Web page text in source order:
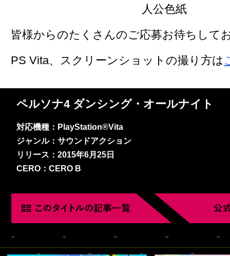
人公色紙
皆様からのたくさんのご応募お待ちして
PS Vita、スクリーンショットの撮り方は
ペルソナ4 ダンシング・オールナイト
対応機種：PlayStation®Vita
ジャンル：サウンドアクション
リリース：2015年6月25日
CERO：CERO B